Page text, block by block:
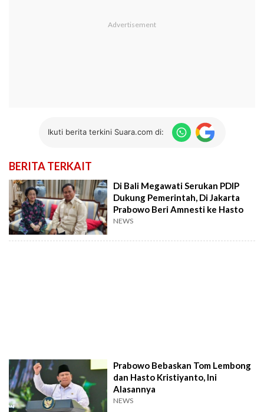
Ikuti berita terkini Suara.com di:
BERITA TERKAIT
Di Bali Megawati Serukan PDIP
Dukung Pemerintah, Di Jakarta
Prabowo Beri Amnesti ke Hasto
NEWS
Prabowo Bebaskan Tom Lembong
dan Hasto Kristiyanto, Ini
Alasannya
NEWS